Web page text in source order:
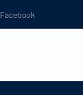
Facebook